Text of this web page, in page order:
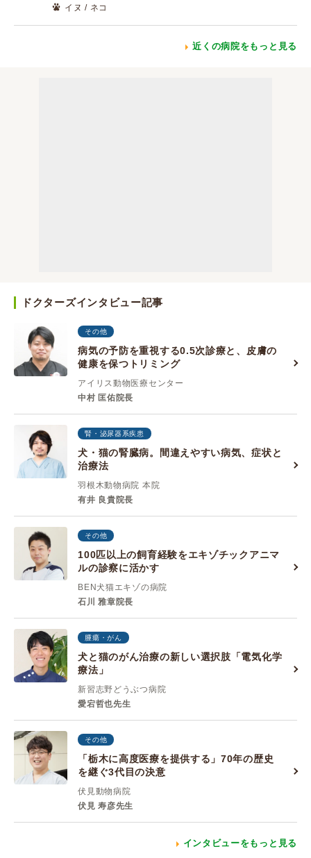
イヌ / ネコ
近くの病院をもっと見る
ドクターズインタビュー記事
その他
病気の予防を重視する0.5次診療と、皮膚の
健康を保つトリミング
アイリス動物医療センター
中村 匡佑院長
腎・泌尿器系疾患
犬・猫の腎臓病。間違えやすい病気、症状と
治療法
羽根木動物病院 本院
有井 良貴院長
その他
100匹以上の飼育経験をエキゾチックアニマ
ルの診察に活かす
BEN犬猫エキゾの病院
石川 雅章院長
腫瘍・がん
犬と猫のがん治療の新しい選択肢「電気化学
療法」
新習志野どうぶつ病院
愛宕哲也先生
その他
「栃木に高度医療を提供する」70年の歴史
を継ぐ3代目の決意
伏見動物病院
伏見 寿彦先生
インタビューをもっと見る